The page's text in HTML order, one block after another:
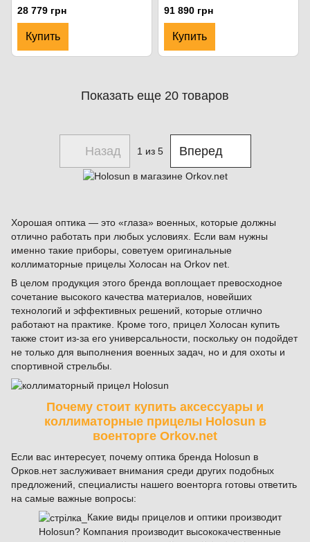
HOLOSUN LE117-IR (LE117IR)
Infrared. Чёрный
28 779 грн
Купить
HOLOSUN LE420-RD (LE420R)
Red & IR / White & IR
illuminator. Чёрный
91 890 грн
Купить
Показать еще 20 товаров
Назад 1 из 5 Вперед
Хорошая оптика — это «глаза» военных, которые должны
отлично работать при любых условиях. Если вам нужны
именно такие приборы, советуем оригинальные
коллиматорные прицелы Холосан на Orkov net.
В целом продукция этого бренда воплощает превосходное
сочетание высокого качества материалов, новейших
технологий и эффективных решений, которые отлично
работают на практике. Кроме того, прицел Холосан купить
также стоит из-за его универсальности, поскольку он подойдет
не только для выполнения военных задач, но и для охоты и
спортивной стрельбы.
Почему стоит купить аксессуары и
коллиматорные прицелы Holosun в
военторге Orkov.net
Если вас интересует, почему оптика бренда Holosun в
Орков.нет заслуживает внимания среди других подобных
предложений, специалисты нашего военторга готовы ответить
на самые важные вопросы:
Какие виды прицелов и оптики производит
Holosun? Компания производит высококачественные